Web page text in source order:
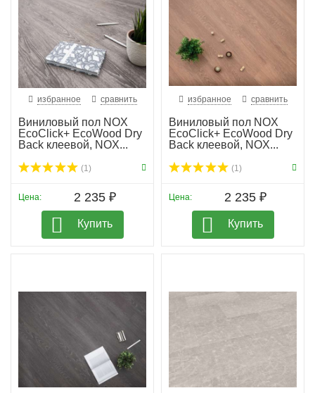
избранное сравнить
Виниловый пол NOX
EcoClick+ EcoWood Dry
Back клеевой, NOX...
(1)
Цена: 2 235 ₽
Купить
избранное сравнить
Виниловый пол NOX
EcoClick+ EcoWood Dry
Back клеевой, NOX...
(1)
Цена: 2 235 ₽
Купить